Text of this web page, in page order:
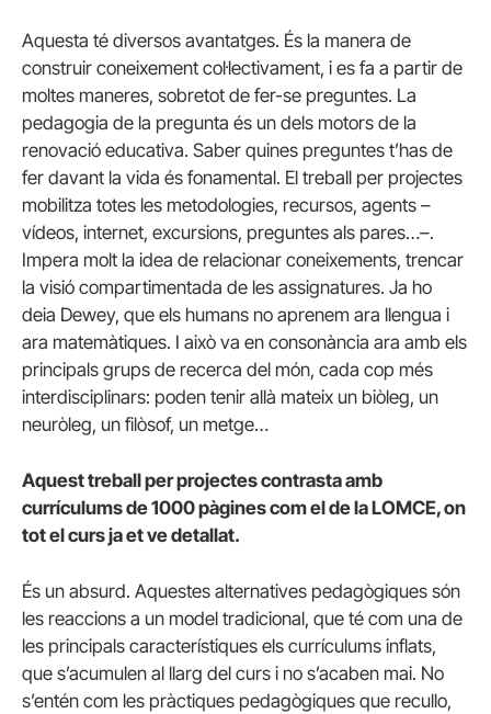
Aquesta té diversos avantatges. És la manera de
construir coneixement col·lectivament, i es fa a partir de
moltes maneres, sobretot de fer-se preguntes. La
pedagogia de la pregunta és un dels motors de la
renovació educativa. Saber quines preguntes t’has de
fer davant la vida és fonamental. El treball per projectes
mobilitza totes les metodologies, recursos, agents –
vídeos, internet, excursions, preguntes als pares…–.
Impera molt la idea de relacionar coneixements, trencar
la visió compartimentada de les assignatures. Ja ho
deia Dewey, que els humans no aprenem ara llengua i
ara matemàtiques. I això va en consonància ara amb els
principals grups de recerca del món, cada cop més
interdisciplinars: poden tenir allà mateix un biòleg, un
neuròleg, un filòsof, un metge…
Aquest treball per projectes contrasta amb
currículums de 1000 pàgines com el de la LOMCE, on
tot el curs ja et ve detallat.
És un absurd. Aquestes alternatives pedagògiques són
les reaccions a un model tradicional, que té com una de
les principals característiques els currículums inflats,
que s’acumulen al llarg del curs i no s’acaben mai. No
s’entén com les pràctiques pedagògiques que recullo,